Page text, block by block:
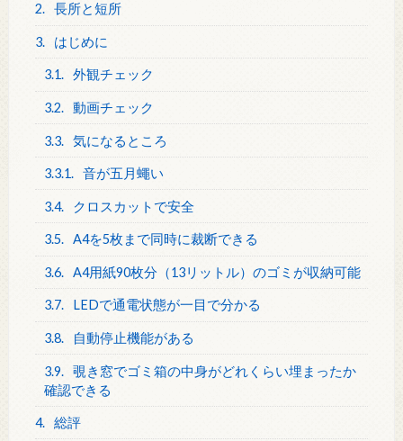
2. 長所と短所
3. はじめに
3.1. 外観チェック
3.2. 動画チェック
3.3. 気になるところ
3.3.1. 音が五月蠅い
3.4. クロスカットで安全
3.5. A4を5枚まで同時に裁断できる
3.6. A4用紙90枚分（13リットル）のゴミが収納可能
3.7. LEDで通電状態が一目で分かる
3.8. 自動停止機能がある
3.9. 覗き窓でゴミ箱の中身がどれくらい埋まったか
確認できる
4. 総評